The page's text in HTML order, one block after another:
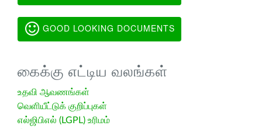
GOOD LOOKING DOCUMENTS
கைக்கு எட்டிய வலங்கள்
உதவி ஆவணங்கள்
வெளியீட்டுக் குறிப்புகள்
எல்ஜிபிஎல் (LGPL) உரிமம்